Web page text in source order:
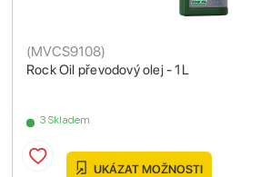
Rock Oil převodový olej - 1L
(MVCS9108)
3 Skladem
UKÁZAT MOŽNOSTI